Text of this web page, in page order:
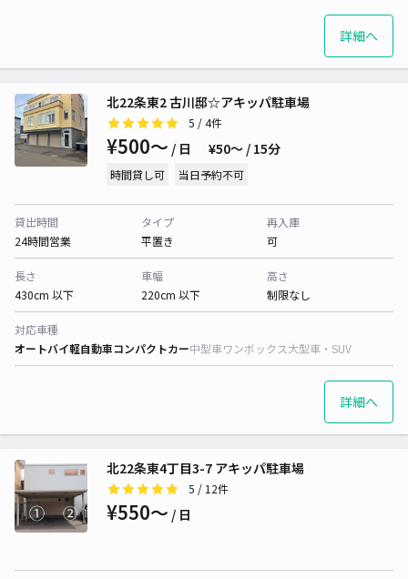
詳細へ
北22条東2 古川邸☆アキッパ駐車場
5 / 4件
¥500〜 / 日 ¥50〜 / 15分
時間貸し可 当日予約不可
貸出時間
24時間営業
タイプ
平置き
再入庫
可
長さ
430cm 以下
車幅
220cm 以下
高さ
制限なし
対応車種
オートバイ軽自動車コンパクトカー中型車ワンボックス大型車・SUV
詳細へ
北22条東4丁目3-7 アキッパ駐車場
5 / 12件
¥550〜 / 日